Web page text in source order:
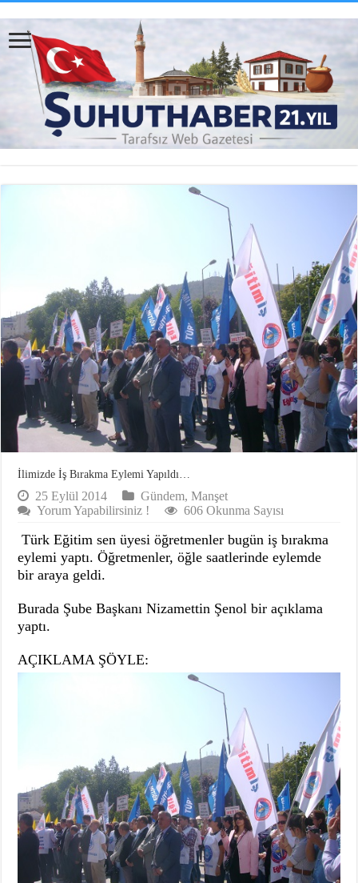
İlimizde İş Bırakma Eylemi Yapıldı…
25 Eylül 2014 Gündem,Manşet
Yorum Yapabilirsiniz !
606 Okunma Sayısı
Türk Eğitim sen üyesi öğretmenler bugün iş bırakma
eylemi yaptı. Öğretmenler, öğle saatlerinde eylemde
bir araya geldi.
Burada Şube Başkanı Nizamettin Şenol bir açıklama
yaptı.
AÇIKLAMA ŞÖYLE: